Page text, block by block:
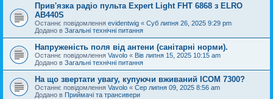
Прив'язка радіо пульта Expert Light FHT 6868 з ELRO
AB440S
Останнє повідомлення evidentwig « Суб липня 26, 2025 9:29 pm
Додано в Загальні технічні питання
Напруженість поля від антени (санітарні норми).
Останнє повідомлення Vavolo « Вів липня 15, 2025 10:15 am
Додано в Загальні технічні питання
На що звертати увагу, купуючи вживаний ICOM 7300?
Останнє повідомлення Vavolo « Сер липня 09, 2025 8:56 am
Додано в Приймачі та трансивери